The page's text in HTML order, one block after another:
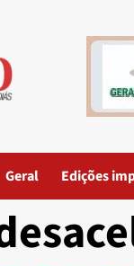
Geral Edições